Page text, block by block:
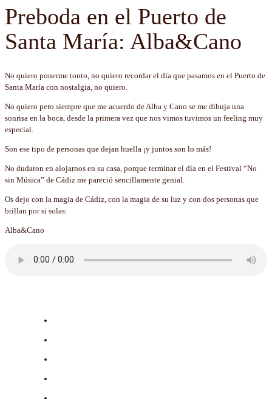
Preboda en el Puerto de
Santa María: Alba&Cano
No quiero ponerme tonto, no quiero recordar el día que pasamos en el Puerto de
Santa María con nostalgia, no quiero.
No quiero pero siempre que me acuerdo de Alba y Cano se me dibuja una
sonrisa en la boca, desde la primera vez que nos vimos tuvimos un feeling muy
especial.
Son ese tipo de personas que dejan huella ¡y juntos son lo más!
No dudaron en alojarnos en su casa, porque terminar el día en el Festival “No
sin Música” de Cádiz me pareció sencillamente genial.
Os dejo con la magia de Cádiz, con la magia de su luz y con dos personas que
brillan por si solas:
Alba&Cano